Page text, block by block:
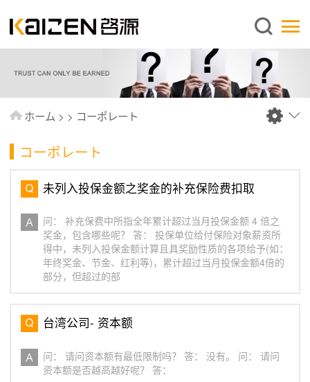
日本語
企業情報
事業内容
ニュース
出版物
お問い合わせ
ホーム > > コーポレート
コーポレート
未列入投保金额之奖金的补充保险费扣取
问： 补充保费中所指全年累计超过当月投保金额 4 倍之
奖金，包含哪些呢？ 答： 投保单位给付保险对象薪资所
得中，未列入投保金额计算且具奖励性质的各项给予(如：
年终奖金、节金、红利等)，累计超过当月投保金额4倍的
部分，但超过的部
台湾公司- 资本额
问： 请问资本额有最低限制吗？ 答： 没有。 问： 请问
资本额是否越高越好呢？ 答：